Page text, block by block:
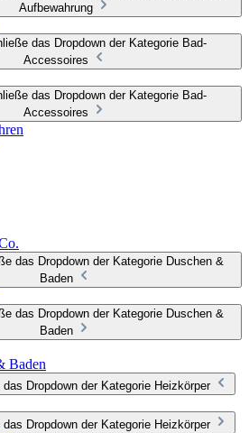
Aufbewahrung
das Dropdown der Kategorie Bad-
Accessoires
das Dropdown der Kategorie Bad-
Accessoires
das Dropdown der Kategorie Duschen &
Baden
das Dropdown der Kategorie Duschen &
Baden
Baden
Dropdown der Kategorie Heizkörper
Dropdown der Kategorie Heizkörper